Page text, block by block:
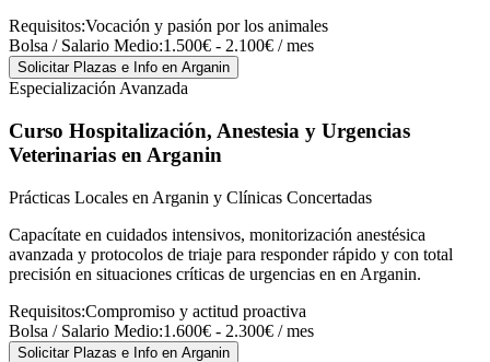
Requisitos:Vocación y pasión por los animales
Bolsa / Salario Medio:1.500€ - 2.100€ / mes
Solicitar Plazas e Info en Arganin
Especialización Avanzada
Curso Hospitalización, Anestesia y Urgencias
Veterinarias en Arganin
Prácticas Locales en Arganin y Clínicas Concertadas
Capacítate en cuidados intensivos, monitorización anestésica
avanzada y protocolos de triaje para responder rápido y con total
precisión en situaciones críticas de urgencias en en Arganin.
Requisitos:Compromiso y actitud proactiva
Bolsa / Salario Medio:1.600€ - 2.300€ / mes
Solicitar Plazas e Info en Arganin